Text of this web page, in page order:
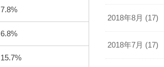
7.8%
6.8%
15.7%
2018年8月 (17)
2018年7月 (17)